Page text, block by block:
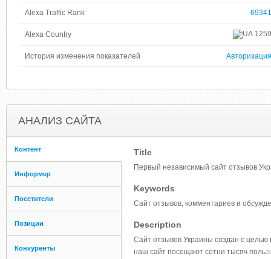
Alexa Traffic Rank 69341
Alexa Country 1259
История изменения показателей Авторизация
АНАЛИЗ САЙТА
Контент
Информер
Посетители
Позиции
Конкуренты
Title
Первый независимый сайт отзывов
Keywords
Сайт отзывов, комментариев и
Description
Сайт отзывов Украины создан с
наш сайт посещают сотни тысяч поль